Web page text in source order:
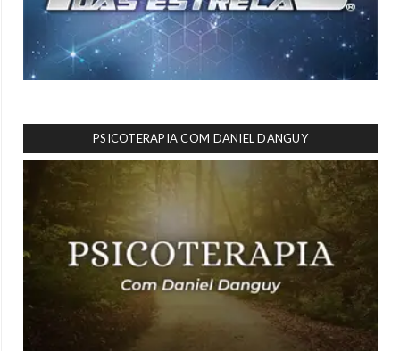
PSICOTERAPIA COM DANIEL DANGUY